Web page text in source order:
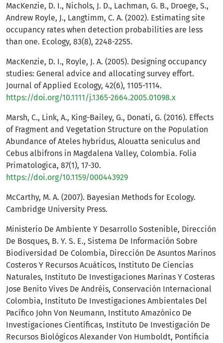
MacKenzie, D. I., Nichols, J. D., Lachman, G. B., Droege, S.,
Andrew Royle, J., Langtimm, C. A. (2002). Estimating site
occupancy rates when detection probabilities are less
than one. Ecology, 83(8), 2248-2255.
MacKenzie, D. I., Royle, J. A. (2005). Designing occupancy
studies: General advice and allocating survey effort.
Journal of Applied Ecology, 42(6), 1105-1114.
https://doi.org/10.1111/j.1365-2664.2005.01098.x
Marsh, C., Link, A., King-Bailey, G., Donati, G. (2016). Effects
of Fragment and Vegetation Structure on the Population
Abundance of Ateles hybridus, Alouatta seniculus and
Cebus albifrons in Magdalena Valley, Colombia. Folia
Primatologica, 87(1), 17-30.
https://doi.org/10.1159/000443929
McCarthy, M. A. (2007). Bayesian Methods for Ecology.
Cambridge University Press.
Ministerio De Ambiente Y Desarrollo Sostenible, Dirección
De Bosques, B. Y. S. E., Sistema De Información Sobre
Biodiversidad De Colombia, Dirección De Asuntos Marinos
Costeros Y Recursos Acuáticos, Instituto De Ciencias
Naturales, Instituto De Investigaciones Marinas Y Costeras
Jose Benito Vives De Andréis, Conservación Internacional
Colombia, Instituto De Investigaciones Ambientales Del
Pacífico John Von Neumann, Instituto Amazónico De
Investigaciones Científicas, Instituto De Investigación De
Recursos Biológicos Alexander Von Humboldt, Pontificia